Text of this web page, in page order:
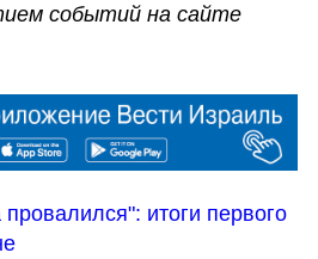
Следите за развитием событий на сайте
итоги первого